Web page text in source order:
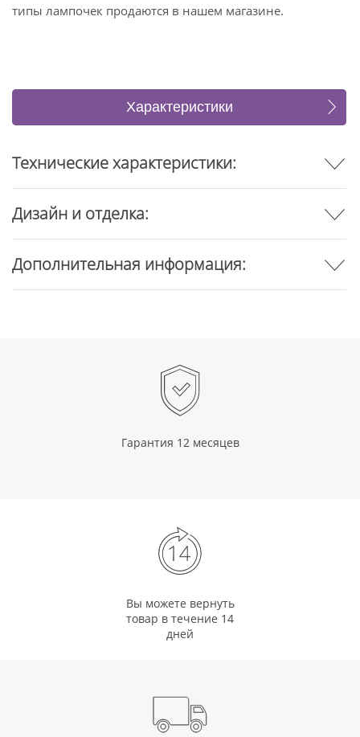
типы лампочек продаются в нашем магазине.
Характеристики
Отзывы
Технические характеристики:
Дизайн и отделка:
Дополнительная информация:
Гарантия 12 месяцев
Вы можете вернуть
товар в течение 14
дней